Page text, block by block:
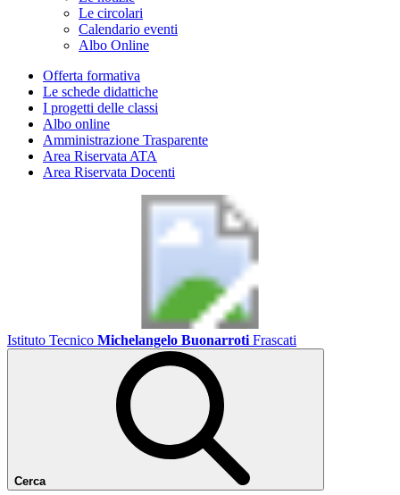
Le circolari
Calendario eventi
Albo Online
Offerta formativa
Le schede didattiche
I progetti delle classi
Albo online
Amministrazione Trasparente
Area Riservata ATA
Area Riservata Docenti
Istituto Tecnico Michelangelo Buonarroti Frascati
Cerca